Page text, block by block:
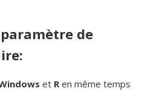
de
et R en même temps